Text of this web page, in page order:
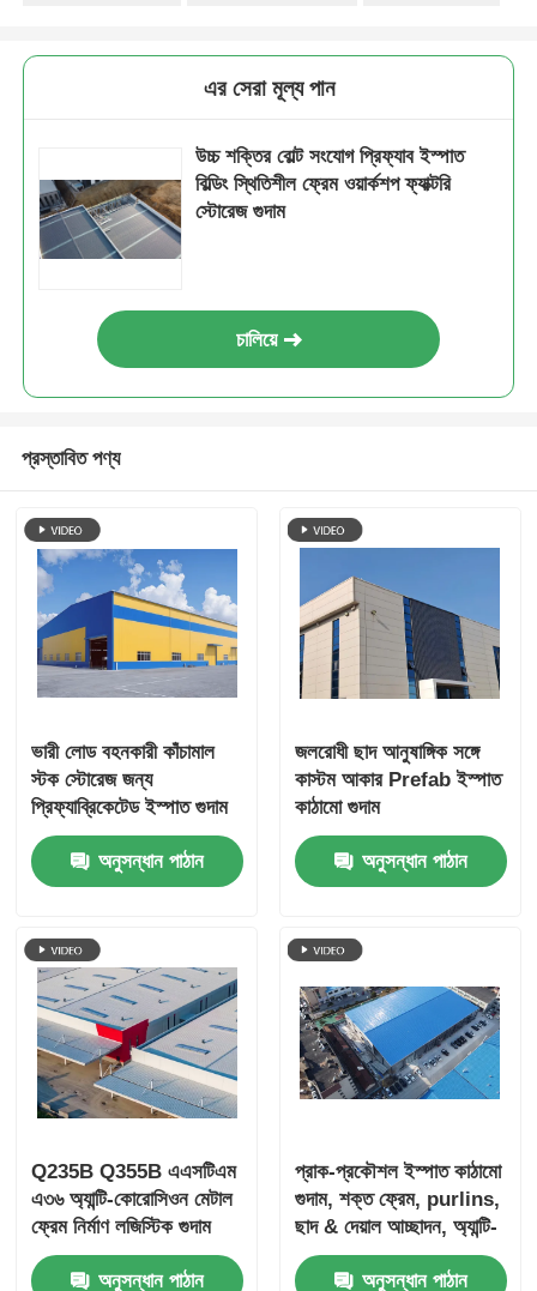
এর সেরা মূল্য পান
উচ্চ শক্তির বোল্ট সংযোগ প্রিফ্যাব ইস্পাত
বিল্ডিং স্থিতিশীল ফ্রেম ওয়ার্কশপ ফ্যাক্টরি
স্টোরেজ গুদাম
চালিয়ে
প্রস্তাবিত পণ্য
ভারী লোড বহনকারী কাঁচামাল
স্টক স্টোরেজ জন্য
প্রিফ্যাব্রিকেটেড ইস্পাত গুদাম
অনুসন্ধান পাঠান
জলরোধী ছাদ আনুষাঙ্গিক সঙ্গে
কাস্টম আকার Prefab ইস্পাত
কাঠামো গুদাম
অনুসন্ধান পাঠান
Q235B Q355B এএসটিএম
এ৩৬ অ্যান্টি-কোরোসিওন মেটাল
ফ্রেম নির্মাণ লজিস্টিক গুদাম
অনুসন্ধান পাঠান
প্রাক-প্রকৌশল ইস্পাত কাঠামো
গুদাম, শক্ত ফ্রেম, purlins,
ছাদ & দেয়াল আচ্ছাদন, অ্যান্টি-
জারা লেপ, স্টোরেজ & শিল্প
ব্যবহারের জন্য কাস্টমাইজড
অনুসন্ধান পাঠান